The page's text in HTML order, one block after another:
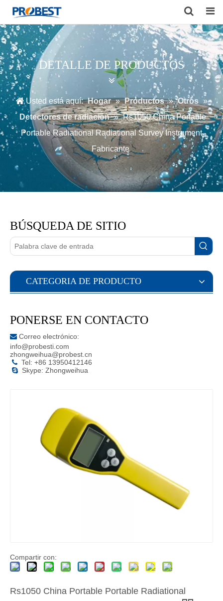
Search
DETALLE DE PRODUCTOS
Usted está aquí: Hogar » Productos » Otros
»
Detectores de radiación » Rs1050 China Portable
Portable Radiational Radiational Survey Instrument
Fabricante
BÚSQUEDA DE SITIO
CATEGORIA DE PRODUCTO
PONERSE EN CONTACTO
 Correo electrónico:
info@probesti.com
zhongweihua@probest.cn
 Tel: +86 13950412146
 Skype: Zhongweihua
Compartir con:
Rs1050 China Portable Portable Radiational